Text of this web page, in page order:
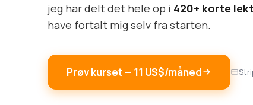
jeg har delt det hele op i 420+ korte
have fortalt mig selv fra starten.
Prøv kurset — 11 US$/måned